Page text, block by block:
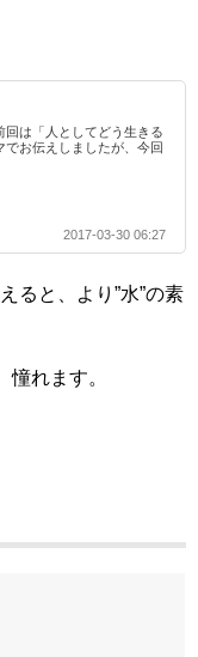
でお伝えしましたが、今回
2017-03-30 06:27
ると、より”水”の素
憧れます。